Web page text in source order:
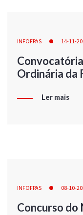
INFOFPAS 14-11-
Ordinária da
Ler mais
INFOFPAS 08-10-
Concurso do